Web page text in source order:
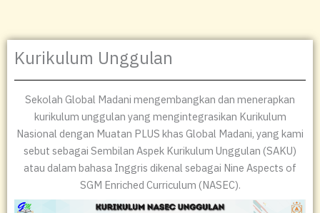
Kurikulum Unggulan
Sekolah Global Madani mengembangkan dan menerapkan
kurikulum unggulan yang mengintegrasikan Kurikulum
Nasional dengan Muatan PLUS khas Global Madani, yang kami
sebut sebagai Sembilan Aspek Kurikulum Unggulan (SAKU)
atau dalam bahasa Inggris dikenal sebagai Nine Aspects of
SGM Enriched Curriculum (NASEC).